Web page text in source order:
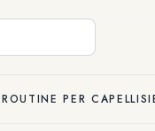
PER CAPELLI